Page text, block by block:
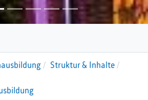
Struktur & Inhalte